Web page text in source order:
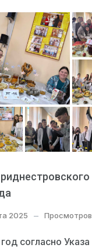
2025
согласно Указа